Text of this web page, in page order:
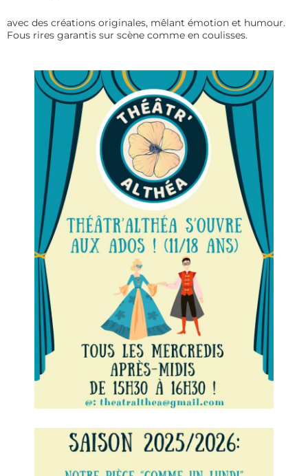
avec des créations originales, mêlant émotion et humour.
Fous rires garantis sur scène comme en coulisses.